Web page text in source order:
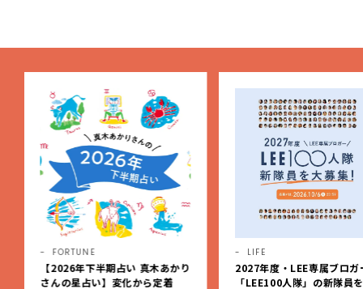
LIFE
2027年度・LEE専属ブロガー
「LEE100人隊」の新隊員を大募
LIFE
第2弾！【LEE「小さい家
賞】募集スタート！グラン